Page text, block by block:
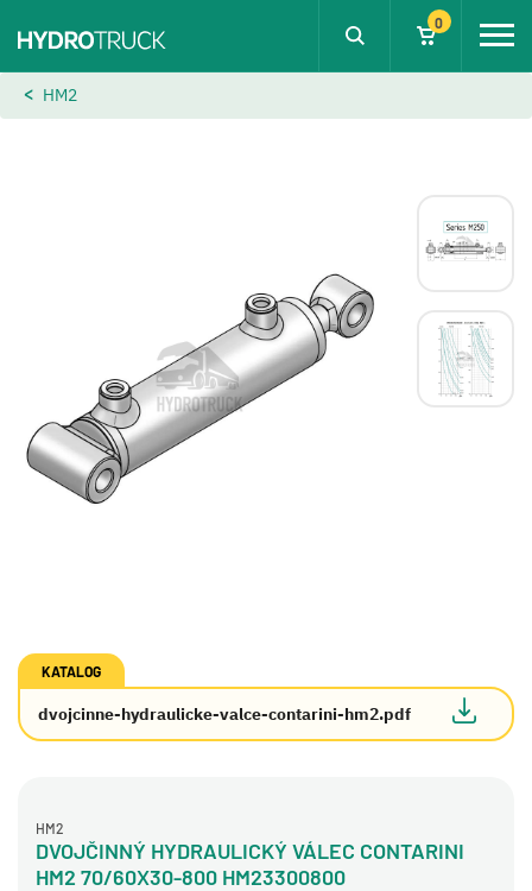
0
HM2
KATALOG
dvojcinne-hydraulicke-valce-contarini-hm2.pdf
HM2
DVOJČINNÝ HYDRAULICKÝ VÁLEC CONTARINI
HM2 70/60X30-800 HM23300800